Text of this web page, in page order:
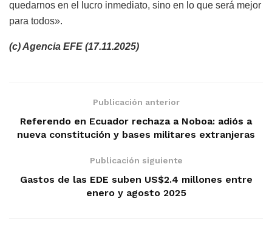
quedarnos en el lucro inmediato, sino en lo que será mejor
para todos».
(c) Agencia EFE (17.11.2025)
Publicación anterior
Referendo en Ecuador rechaza a Noboa: adiós a
nueva constitución y bases militares extranjeras
Publicación siguiente
Gastos de las EDE suben US$2.4 millones entre
enero y agosto 2025